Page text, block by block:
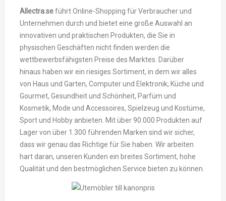
Allectra.seführt Online-Shopping für Verbraucher und
Unternehmen durch und bietet eine große Auswahl an
innovativen und praktischen Produkten, die Sie in
physischen Geschäften nicht finden werden die
wettbewerbsfähigsten Preise des Marktes. Darüber
hinaus haben wir ein riesiges Sortiment, in dem wir alles
von Haus und Garten, Computer und Elektronik, Küche und
Gourmet, Gesundheit und Schönheit, Parfüm und
Kosmetik, Mode und Accessoires, Spielzeug und Kostüme,
Sport und Hobby anbieten. Mit über 90.000 Produkten auf
Lager von über 1.300 führenden Marken sind wir sicher,
dass wir genau das Richtige für Sie haben. Wir arbeiten
hart daran, unseren Kunden ein breites Sortiment, hohe
Qualität und den bestmöglichen Service bieten zu können.